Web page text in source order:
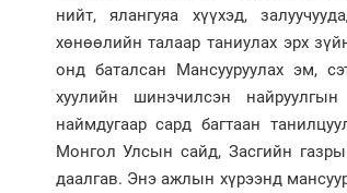
нийт, ялангуяа хүүхэд,
хөнөөлийн талаар таниулах эрх
онд баталсан Мансууруулах эм,
хуулийн шинэчилсэн
наймдугаар сард багтаан
Монгол Улсын сайд, Засгийн
даалгав. Энэ ажлын хүрээнд